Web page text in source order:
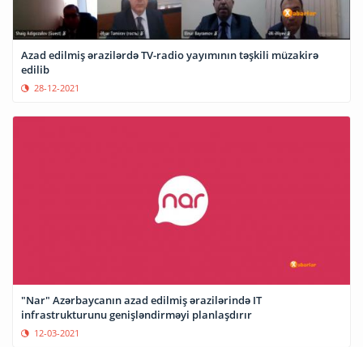
Azad edilmiş ərazilərdə TV-radio yayımının təşkili müzakirə
edilib
28-12-2021
"Nar" Azərbaycanın azad edilmiş ərazilərində IT
infrastrukturunu genişləndirməyi planlaşdırır
12-03-2021